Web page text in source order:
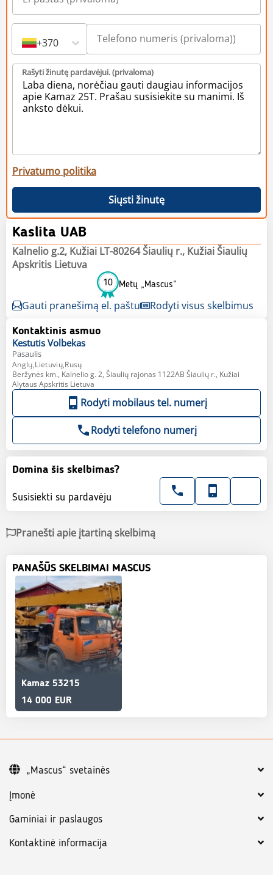
+370
Rašyti žinutę pardavėjui. (privaloma)
Privatumo politika
Siųsti žinutę
Kaslita UAB
Kalnelio g.2, Kužiai LT-80264 Šiaulių r., Kužiai Šiaulių
Apskritis Lietuva
10 Metų „Mascus“
Gauti pranešimą el. paštu Rodyti visus skelbimus
Kontaktinis asmuo
Kestutis Volbekas
Pasaulis
Anglų,Lietuvių,Rusų
Beržynės km., Kalnelio g. 2, Šiaulių rajonas 1122AB Šiaulių r., Kužiai
Alytaus Apskritis Lietuva
Rodyti mobilaus tel. numerį
Rodyti telefono numerį
Domina šis skelbimas?
Susisiekti su pardavėju
Pranešti apie įtartiną skelbimą
PANAŠŪS SKELBIMAI MASCUS
Kamaz 53215
14 000 EUR
Įmonė
Gaminiai ir paslaugos
Kontaktinė informacija
„Mascus“ svetainės